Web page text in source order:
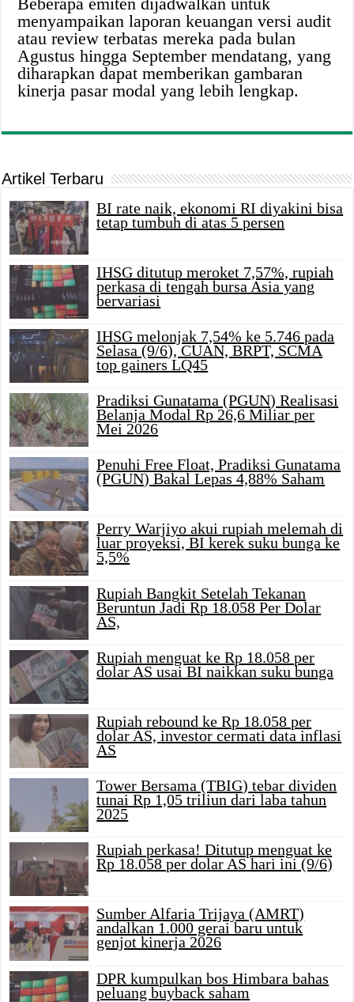
menyampaikan laporan keuangan versi audit
atau review terbatas mereka pada bulan
Agustus hingga September mendatang, yang
diharapkan dapat memberikan gambaran
kinerja pasar modal yang lebih lengkap.
Artikel Terbaru
BI rate naik, ekonomi RI diyakini bisa
tetap tumbuh di atas 5 persen
IHSG ditutup meroket 7,57%, rupiah
perkasa di tengah bursa Asia yang
bervariasi
IHSG melonjak 7,54% ke 5.746 pada
Selasa (9/6), CUAN, BRPT, SCMA
top gainers LQ45
Pradiksi Gunatama (PGUN) Realisasi
Belanja Modal Rp 26,6 Miliar per
Mei 2026
Penuhi Free Float, Pradiksi Gunatama
(PGUN) Bakal Lepas 4,88% Saham
Perry Warjiyo akui rupiah melemah di
luar proyeksi, BI kerek suku bunga ke
5,5%
Rupiah Bangkit Setelah Tekanan
Beruntun Jadi Rp 18.058 Per Dolar
AS,
Rupiah menguat ke Rp 18.058 per
dolar AS usai BI naikkan suku bunga
Rupiah rebound ke Rp 18.058 per
dolar AS, investor cermati data inflasi
AS
Tower Bersama (TBIG) tebar dividen
tunai Rp 1,05 triliun dari laba tahun
2025
Rupiah perkasa! Ditutup menguat ke
Rp 18.058 per dolar AS hari ini (9/6)
Sumber Alfaria Trijaya (AMRT)
andalkan 1.000 gerai baru untuk
genjot kinerja 2026
DPR kumpulkan bos Himbara bahas
peluang buyback saham